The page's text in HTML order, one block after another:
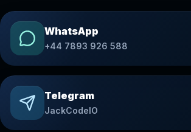
WhatsApp
+44 7893 926 588
Telegram
JackCodeIO